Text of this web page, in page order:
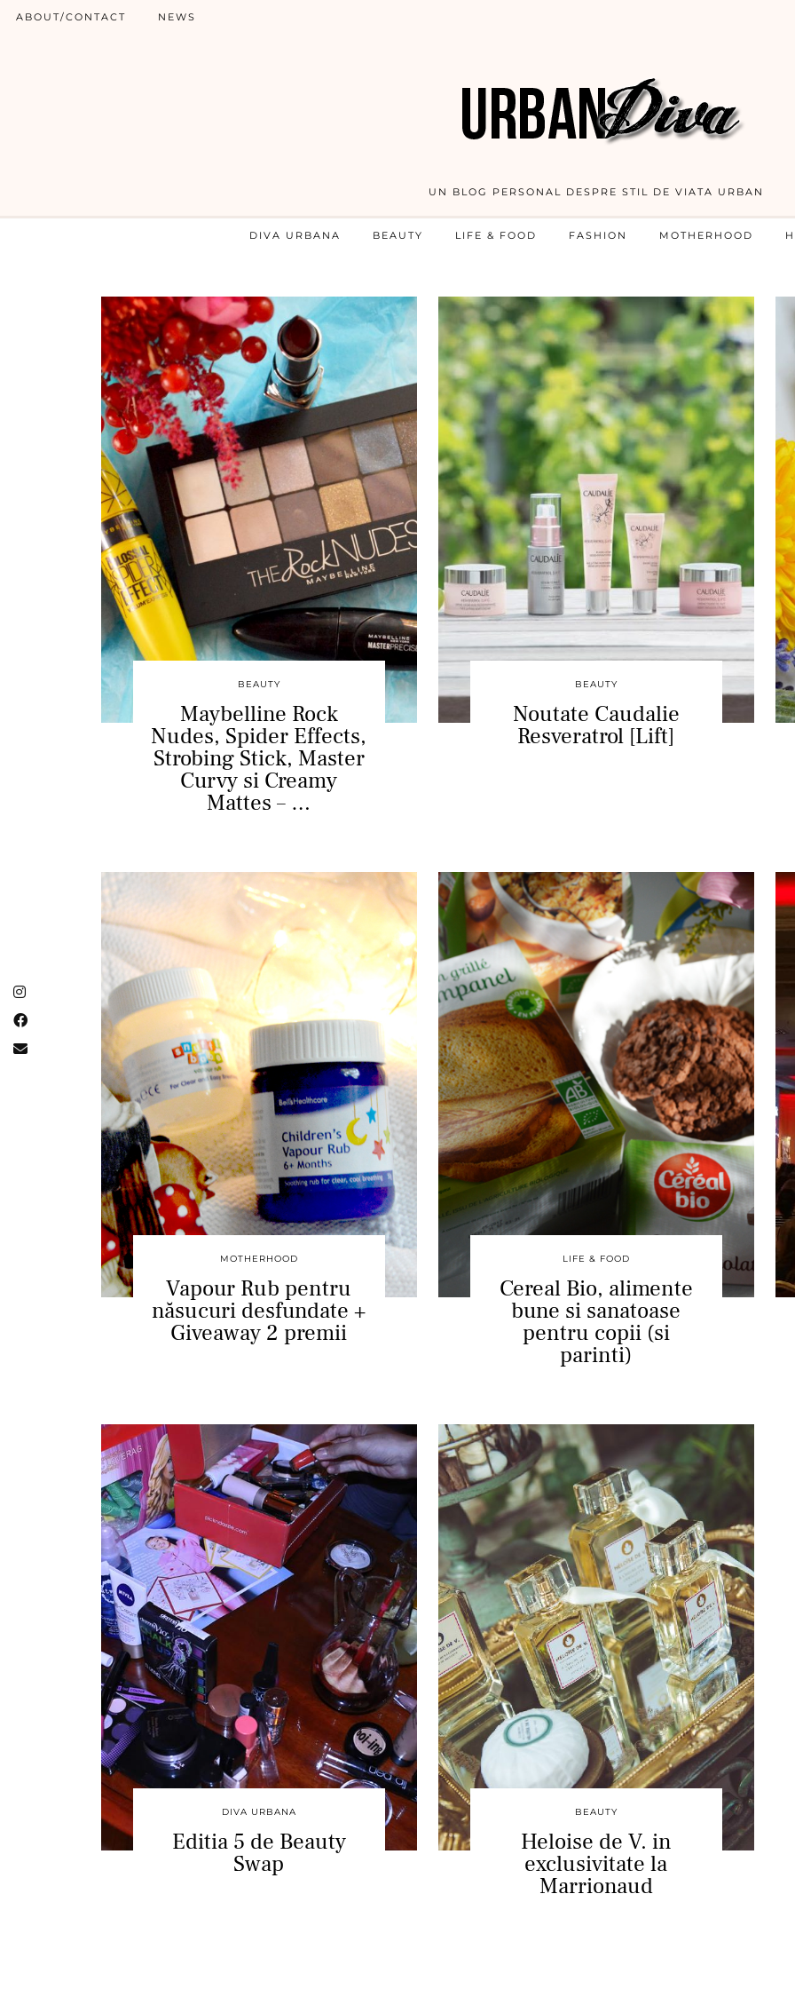
UN BLOG PERSONAL DESPRE STIL DE VIATA URBAN
ABOUT/CONTACT NEWS
DIVA URBANA BEAUTY LIFE & FOOD FASHION MOTHERHOOD
BEAUTY
Maybelline Rock
Nudes, Spider Effects,
Strobing Stick, Master
Curvy si Creamy
Mattes – …
BEAUTY
Noutate Caudalie
Resveratrol [Lift]
MOTHERHOOD
Vapour Rub pentru
năsucuri desfundate +
Giveaway 2 premii
LIFE & FOOD
Cereal Bio, alimente
bune si sanatoase
pentru copii (si
parinti)
DIVA URBANA
Editia 5 de Beauty
Swap
BEAUTY
Heloise de V. in
exclusivitate la
Marrionaud